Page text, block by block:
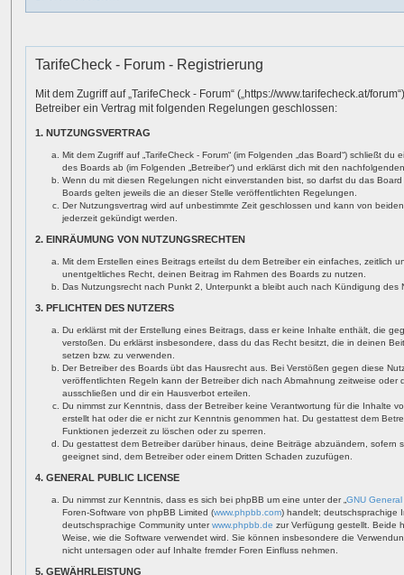
TarifeCheck - Forum - Registrierung
Mit dem Zugriff auf „TarifeCheck - Forum“ („https://www.tarifecheck.at/
Betreiber ein Vertrag mit folgenden Regelungen geschlossen:
1. NUTZUNGSVERTRAG
Mit dem Zugriff auf „TarifeCheck - Forum“ (im Folgenden „das Board“) schließt
des Boards ab (im Folgenden „Betreiber“) und erklärst dich mit den
Wenn du mit diesen Regelungen nicht einverstanden bist, so darfst du das
Boards gelten jeweils die an dieser Stelle veröffentlichten Regelungen.
Der Nutzungsvertrag wird auf unbestimmte Zeit geschlossen und kann von
jederzeit gekündigt werden.
2. EINRÄUMUNG VON NUTZUNGSRECHTEN
Mit dem Erstellen eines Beitrags erteilst du dem Betreiber ein einfaches, zeitlich
unentgeltliches Recht, deinen Beitrag im Rahmen des Boards zu nutzen.
Das Nutzungsrecht nach Punkt 2, Unterpunkt a bleibt auch nach Kündigung des
3. PFLICHTEN DES NUTZERS
Du erklärst mit der Erstellung eines Beitrags, dass er keine Inhalte enthält, die
verstoßen. Du erklärst insbesondere, dass du das Recht besitzt, die in deinen
setzen bzw. zu verwenden.
Der Betreiber des Boards übt das Hausrecht aus. Bei Verstößen gegen diese
veröffentlichten Regeln kann der Betreiber dich nach Abmahnung zeitweise
ausschließen und dir ein Hausverbot erteilen.
Du nimmst zur Kenntnis, dass der Betreiber keine Verantwortung für die Inhalte
erstellt hat oder die er nicht zur Kenntnis genommen hat. Du gestattest dem
Funktionen jederzeit zu löschen oder zu sperren.
Du gestattest dem Betreiber darüber hinaus, deine Beiträge abzuändern, sofern
geeignet sind, dem Betreiber oder einem Dritten Schaden zuzufügen.
4. GENERAL PUBLIC LICENSE
Du nimmst zur Kenntnis, dass es sich bei phpBB um eine unter der „ GNU
Foren-Software von phpBB Limited (www.phpbb.com) handelt; deutschsprachige
deutschsprachige Community unterwww.phpbb.de zur Verfügung gestellt. Beide
Weise, wie die Software verwendet wird. Sie können insbesondere die
nicht untersagen oder auf Inhalte fremder Foren Einfluss nehmen.
5. GEWÄHRLEISTUNG